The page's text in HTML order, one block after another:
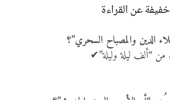
عن القراءة
الدين والمصباح السحري”؟
“ألف ليلة وليلة”✔